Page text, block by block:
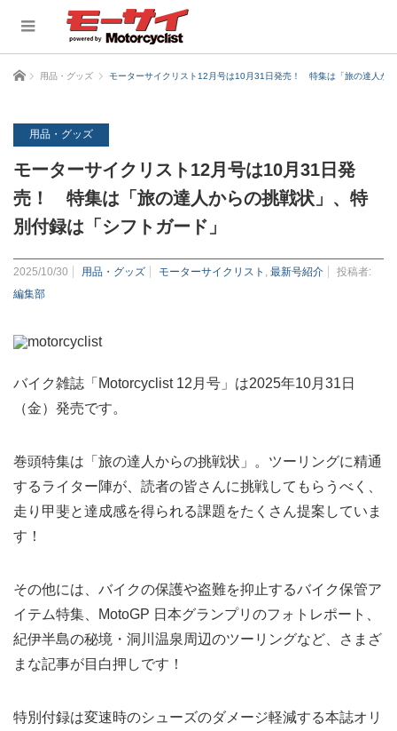
ホーム 用品・グッズ モーターサイクリスト12月号は10月31日発売！ 特集は「旅の達人か
用品・グッズ
モーターサイクリスト12月号は10月31日発
売！ 特集は「旅の達人からの挑戦状」、特
別付録は「シフトガード」
2025/10/30 用品・グッズ モーターサイクリスト 最新号紹介
投稿者:
編集部
バイク雑誌「Motorcyclist 12月号」は2025年10月31日
（金）発売です。
巻頭特集は「旅の達人からの挑戦状」。ツーリングに精通
するライター陣が、読者の皆さんに挑戦してもらうべく、
走り甲斐と達成感を得られる課題をたくさん提案していま
す！
その他には、バイクの保護や盗難を抑止するバイク保管ア
イテム特集、MotoGP 日本グランプリのフォトレポート、
紀伊半島の秘境・洞川温泉周辺のツーリングなど、さまざ
まな記事が目白押しです！
特別付録は変速時のシューズのダメージ軽減する本誌オリ